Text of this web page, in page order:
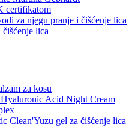
certifikatom
za njegu pranje i čišćenje lica
lica
za kosu
Acid Night Cream
Clean'Yuzu gel za čišćenje lica